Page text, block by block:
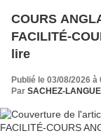
COURS
FACILITÉ-
lire
Publié le 03/08/2026 à
Par SACHEZ-